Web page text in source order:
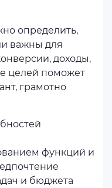
определить,
важны для
доходы,
целей поможет
грамотно
функций и
и бюджета